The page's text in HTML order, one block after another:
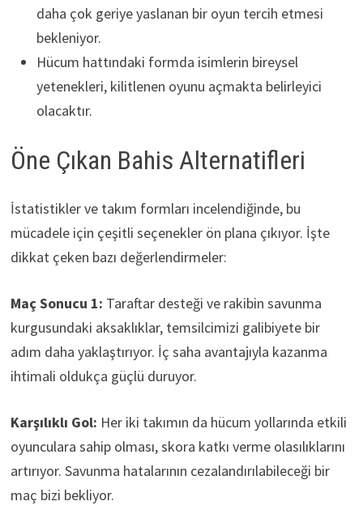
daha çok geriye yaslanan bir oyun tercih etmesi
bekleniyor.
Hücum hattındaki formda isimlerin bireysel
yetenekleri, kilitlenen oyunu açmakta belirleyici
olacaktır.
Öne Çıkan Bahis Alternatifleri
İstatistikler ve takım formları incelendiğinde, bu
mücadele için çeşitli seçenekler ön plana çıkıyor. İşte
dikkat çeken bazı değerlendirmeler:
Maç Sonucu 1: Taraftar desteği ve rakibin savunma
kurgusundaki aksaklıklar, temsilcimizi galibiyete bir
adım daha yaklaştırıyor. İç saha avantajıyla kazanma
ihtimali oldukça güçlü duruyor.
Karşılıklı Gol: Her iki takımın da hücum yollarında etkili
oyunculara sahip olması, skora katkı verme olasılıklarını
artırıyor. Savunma hatalarının cezalandırılabileceği bir
maç bizi bekliyor.